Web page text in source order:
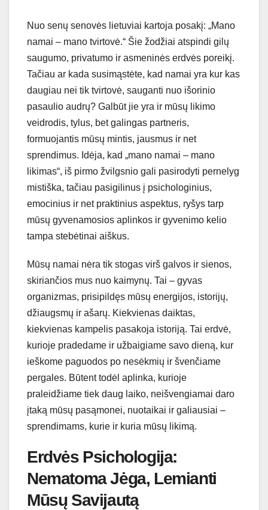
Nuo senų senovės lietuviai kartoja posakį: „Mano
namai – mano tvirtovė.“ Šie žodžiai atspindi gilų
saugumo, privatumo ir asmeninės erdvės poreikį.
Tačiau ar kada susimąstėte, kad namai yra kur kas
daugiau nei tik tvirtovė, sauganti nuo išorinio
pasaulio audrų? Galbūt jie yra ir mūsų likimo
veidrodis, tylus, bet galingas partneris,
formuojantis mūsų mintis, jausmus ir net
sprendimus. Idėja, kad „mano namai – mano
likimas“, iš pirmo žvilgsnio gali pasirodyti pernelyg
mistiška, tačiau pasigilinus į psichologinius,
emocinius ir net praktinius aspektus, ryšys tarp
mūsų gyvenamosios aplinkos ir gyvenimo kelio
tampa stebėtinai aiškus.
Mūsų namai nėra tik stogas virš galvos ir sienos,
skiriančios mus nuo kaimynų. Tai – gyvas
organizmas, prisipildęs mūsų energijos, istorijų,
džiaugsmų ir ašarų. Kiekvienas daiktas,
kiekvienas kampelis pasakoja istoriją. Tai erdvė,
kurioje pradedame ir užbaigiame savo dieną, kur
ieškome paguodos po nesėkmių ir švenčiame
pergales. Būtent todėl aplinka, kurioje
praleidžiame tiek daug laiko, neišvengiamai daro
įtaką mūsų pasąmonei, nuotaikai ir galiausiai –
sprendimams, kurie ir kuria mūsų likimą.
Erdvės Psichologija:
Nematoma Jėga, Lemianti
Mūsų Savijautą